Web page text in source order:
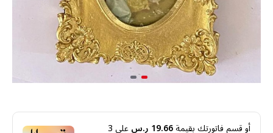
أو قسم فاتورتك بقيمة19.66 ر.س على3